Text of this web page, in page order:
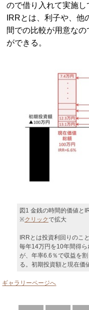
ので借り入れて実施し
IRRとは、利子や、他
間での比較が用意な
ができる。
図1 金銭の時間的価値と
※クリックで拡大
IRRとは投資利回りのこ
毎年14万円を10年間得
が、年率6.6％で収益を
る。初期投資額と現在価
ギャラリーページへ